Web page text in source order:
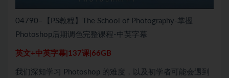
04790–【PS教程】The School of Photography-掌握
Photoshop后期调色完整课程-中英字幕
英文+中英字幕|137课|66GB
我们深知学习 Photoshop 的难度，以及初学者可能会遇到